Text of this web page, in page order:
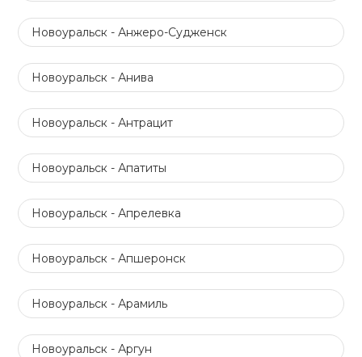
Новоуральск - Анжеро-Судженск
Новоуральск - Анива
Новоуральск - Антрацит
Новоуральск - Апатиты
Новоуральск - Апрелевка
Новоуральск - Апшеронск
Новоуральск - Арамиль
Новоуральск - Аргун